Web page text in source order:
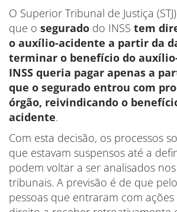
O Superior Tribunal de Justiça
que o segurado do INSS tem
o auxílio-acidente a partir da
terminar o benefício do
INSS queria pagar apenas a
que o segurado entrou com
órgão, reivindicando o
acidente.
Com esta decisão, os processos
que estavam suspensos até a
podem voltar a ser analisados
tribunais. A previsão é de que
pessoas que entraram com ações